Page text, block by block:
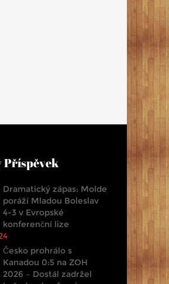
Příspěvek
Dramatický zápas: Molde
poráží Mladou Boleslav
4-3 v Evropské
konferenční lize
Česko prohrálo s
Kanadou 0:5 na ZOH
2026 – Dostál zadržel